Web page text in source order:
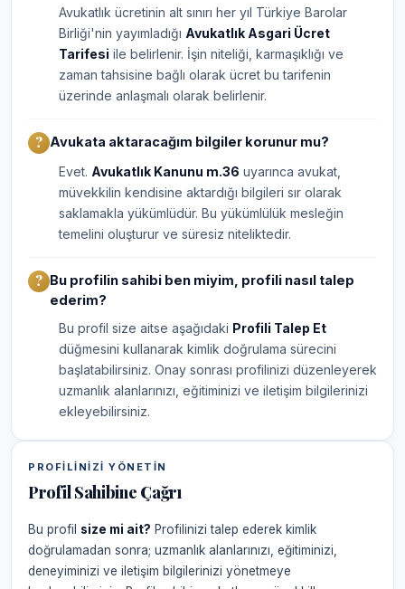
Avukatlık ücretinin alt sınırı her yıl Türkiye Barolar
Birliği'nin yayımladığı Avukatlık Asgari Ücret
Tarifesi ile belirlenir. İşin niteliği, karmaşıklığı ve
zaman tahsisine bağlı olarak ücret bu tarifenin
üzerinde anlaşmalı olarak belirlenir.
Avukata aktaracağım bilgiler korunur mu?
Evet. Avukatlık Kanunu m.36 uyarınca avukat,
müvekkilin kendisine aktardığı bilgileri sır olarak
saklamakla yükümlüdür. Bu yükümlülük mesleğin
temelini oluşturur ve süresiz niteliktedir.
Bu profilin sahibi ben miyim, profili nasıl talep
ederim?
Bu profil size aitse aşağıdaki Profili Talep Et
düğmesini kullanarak kimlik doğrulama sürecini
başlatabilirsiniz. Onay sonrası profilinizi düzenleyerek
uzmanlık alanlarınızı, eğitiminizi ve iletişim bilgilerinizi
ekleyebilirsiniz.
PROFILINIZI YÖNETIN
Profil Sahibine Çağrı
Bu profil size mi ait? Profilinizi talep ederek kimlik
doğrulamadan sonra; uzmanlık alanlarınızı, eğitiminizi,
deneyiminizi ve iletişim bilgilerinizi yönetmeye